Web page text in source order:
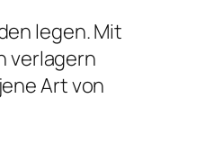
legen. Mit
verlagern
Art von